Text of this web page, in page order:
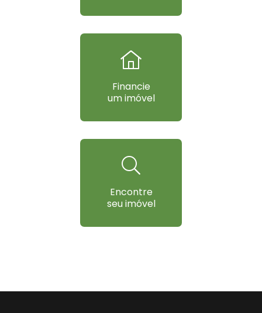
Financie
um imóvel
Encontre
seu imóvel